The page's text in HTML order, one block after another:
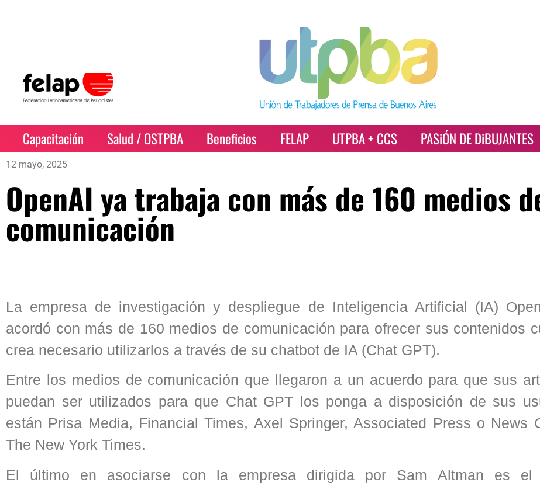
Capacitación Salud / OSTPBA Beneficios FELAP UTPBA + CCS PASiÓN DE DiBUJANTES
12 mayo, 2025
OpenAI ya trabaja con más de 160 medios
comunicación
La empresa de investigación y despliegue de Inteligencia Artificial (IA)
acordó con más de 160 medios de comunicación para ofrecer sus contenidos
crea necesario utilizarlos a través de su chatbot de IA (Chat GPT).
Entre los medios de comunicación que llegaron a un acuerdo para que sus
puedan ser utilizados para que Chat GPT los ponga a disposición de sus
están Prisa Media, Financial Times, Axel Springer, Associated Press o News
The New York Times.
El último en asociarse con la empresa dirigida por Sam Altman es el